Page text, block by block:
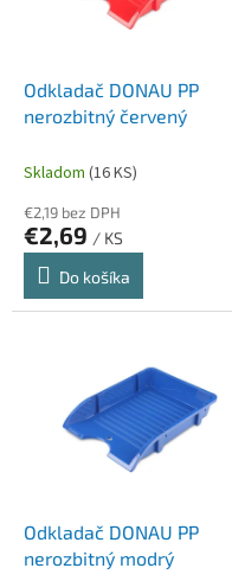
Odkladač DONAU PP
nerozbitný červený
Skladom (16 KS)
€2,19 bez DPH
€2,69 / KS
Do košíka
Odkladač DONAU PP
nerozbitný modrý